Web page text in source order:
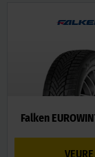
Falken
VEURE